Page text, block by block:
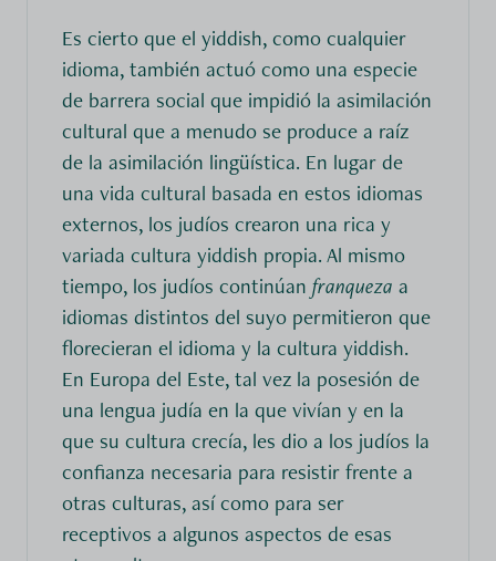
Es cierto que el yiddish, como cualquier
idioma, también actuó como una especie
de barrera social que impidió la asimilación
cultural que a menudo se produce a raíz
de la asimilación lingüística. En lugar de
una vida cultural basada en estos idiomas
externos, los judíos crearon una rica y
variada cultura yiddish propia. Al mismo
tiempo, los judíos continúanfranqueza a
idiomas distintos del suyo permitieron que
florecieran el idioma y la cultura yiddish.
En Europa del Este, tal vez la posesión de
una lengua judía en la que vivían y en la
que su cultura crecía, les dio a los judíos la
confianza necesaria para resistir frente a
otras culturas, así como para ser
receptivos a algunos aspectos de esas